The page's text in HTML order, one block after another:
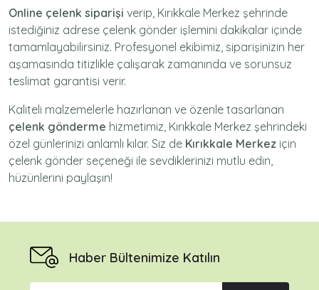
Online çelenk siparişi verip, Kırıkkale Merkez şehrinde
istediğiniz adrese çelenk gönder işlemini dakikalar içinde
tamamlayabilirsiniz. Profesyonel ekibimiz, siparişinizin her
aşamasında titizlikle çalışarak zamanında ve sorunsuz
teslimat garantisi verir.
Kaliteli malzemelerle hazırlanan ve özenle tasarlanan
çelenk gönderme hizmetimiz, Kırıkkale Merkez şehrindeki
özel günlerinizi anlamlı kılar. Siz de Kırıkkale Merkez için
çelenk gönder seçeneği ile sevdiklerinizi mutlu edin,
hüzünlerini paylaşın!
Haber Bültenimize Katılın